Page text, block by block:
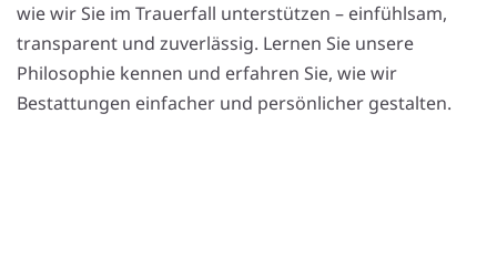
wie wir Sie im Trauerfall unterstützen – einfühlsam,
transparent und zuverlässig. Lernen Sie unsere
Philosophie kennen und erfahren Sie, wie wir
Bestattungen einfacher und persönlicher gestalten.